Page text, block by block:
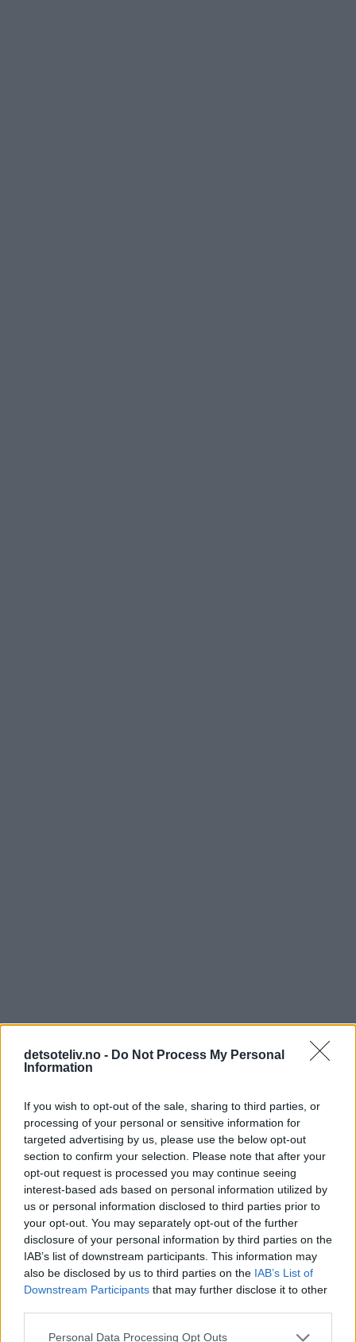
detsoteliv.no - Do Not Process My Personal
Information
If you wish to opt-out of the sale, sharing to third parties, or
processing of your personal or sensitive information for
targeted advertising by us, please use the below opt-out
section to confirm your selection. Please note that after your
opt-out request is processed you may continue seeing
interest-based ads based on personal information utilized by
us or personal information disclosed to third parties prior to
your opt-out. You may separately opt-out of the further
disclosure of your personal information by third parties on the
IAB’s list of downstream participants. This information may
also be disclosed by us to third parties on the IAB’s List of
Downstream Participants that may further disclose it to other
Personal Data Processing Opt Outs
136 kommentarer
Jassi - 18.12.2014 - 15:42
Muffinsene funket supert! Du kommer ikke til å angre på
at du lagde disse himmelske muffinsene!
De er perfekte!
Svar